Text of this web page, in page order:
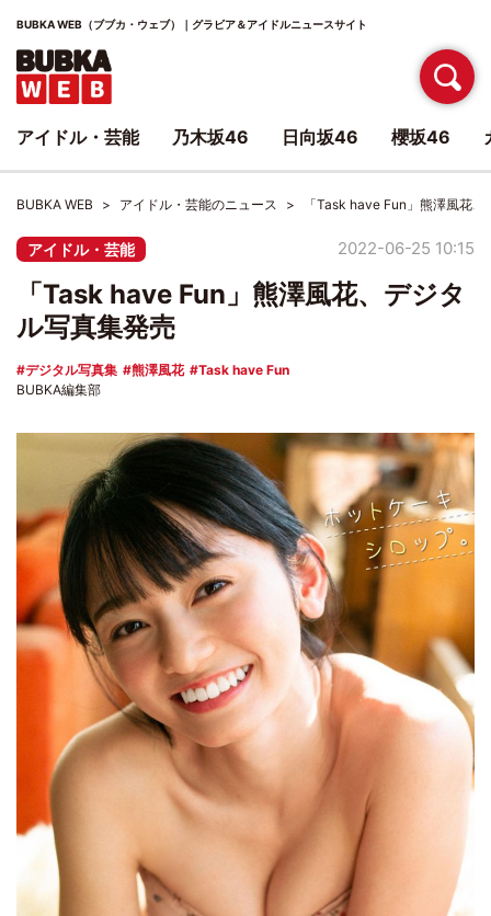
BUBKA WEB（ブブカ・ウェブ）｜グラビア＆アイドルニュースサイト
BUBKA WEB アイドル・芸能のニュース 「Task have Fun」熊澤風花
アイドル・芸能 2022-06-25 10:15
「Task have Fun」熊澤風花、デジタ
ル写真集発売
デジタル写真集 熊澤風花
Task have Fun
BUBKA編集部
アイドル・芸能 乃木坂46 日向坂46 櫻坂46